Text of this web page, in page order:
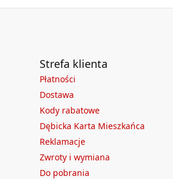
Strefa klienta
Płatności
Dostawa
Kody rabatowe
Dębicka Karta Mieszkańca
Reklamacje
Zwroty i wymiana
Do pobrania